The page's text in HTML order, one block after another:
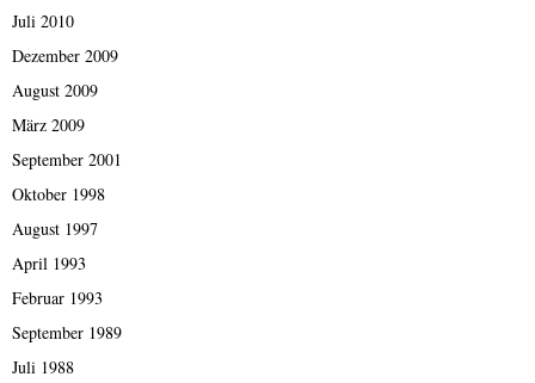
Juli 2010
Dezember 2009
August 2009
März 2009
September 2001
Oktober 1998
August 1997
April 1993
Februar 1993
September 1989
Juli 1988